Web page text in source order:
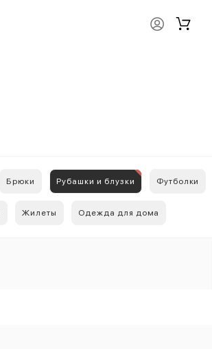
Брюки Рубашки и блузки Футболки
Жилеты Одежда для дома